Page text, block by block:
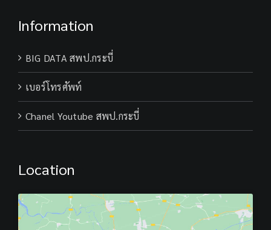
Information
BIG DATA สพป.กระบี่
เบอร์โทรศัพท์
Chanel Youtube สพป.กระบี่
Location